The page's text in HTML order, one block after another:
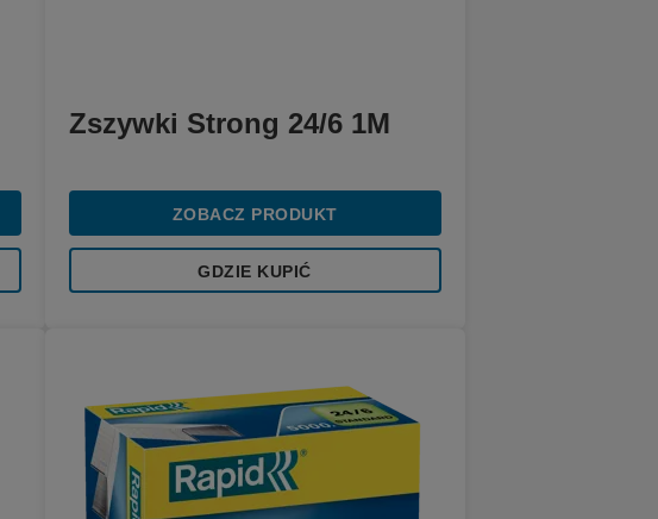
Zszywki Strong 24/6 1M
ZOBACZ PRODUKT
GDZIE KUPIĆ